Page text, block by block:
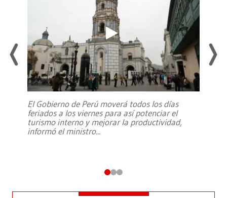
El Gobierno de Perú moverá todos los días
feriados a los viernes para así potenciar el
turismo interno y mejorar la productividad,
informó el ministro...